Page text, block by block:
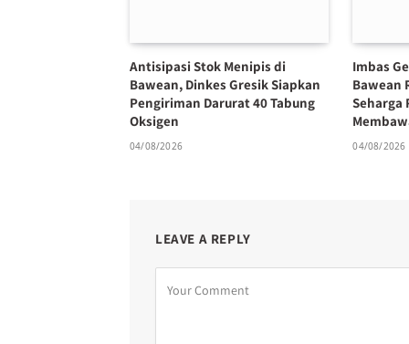
Antisipasi Stok Menipis di
Bawean, Dinkes Gresik Siapkan
Pengiriman Darurat 40 Tabung
Oksigen
04/08/2026
Imbas
Bawean
Seharga
04/08/2026
LEAVE A REPLY